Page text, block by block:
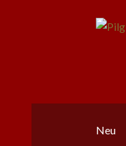
Zur
Zum
Neu